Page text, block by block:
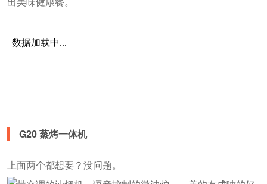
G20 蒸烤一体机
上面两个都想要？没问题。